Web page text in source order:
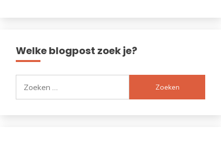
Welke blogpost zoek je?
naar: